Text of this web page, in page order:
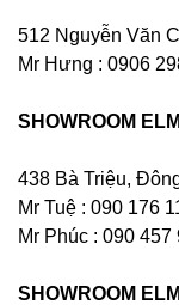
512 Nguyễn Văn
Mr Hưng : 0906
SHOWROOM
438 Bà Triệu,
Mr Tuệ : 090 176
Mr Phúc : 090 457
SHOWROOM